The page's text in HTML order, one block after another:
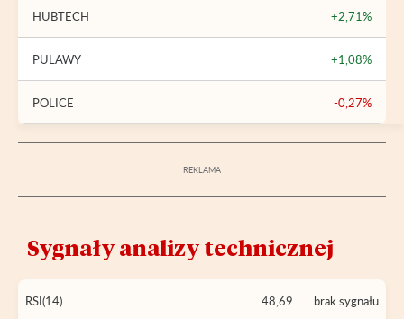
HUBTECH +2,71%
PULAWY +1,08%
POLICE -0,27%
Sygnały analizy technicznej
RSI(14) 48,69 brak sygnału